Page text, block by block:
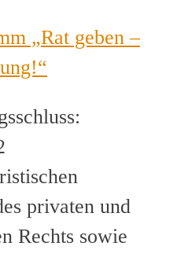
„Rat geben –
privaten und
Rechts sowie